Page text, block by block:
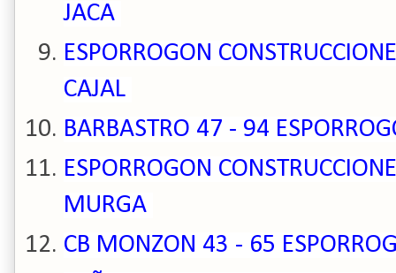
JACA
ESPORROGON
CAJAL
BARBASTRO 47 - 94
ESPORROGON
MURGA
CB MONZON 43 - 65